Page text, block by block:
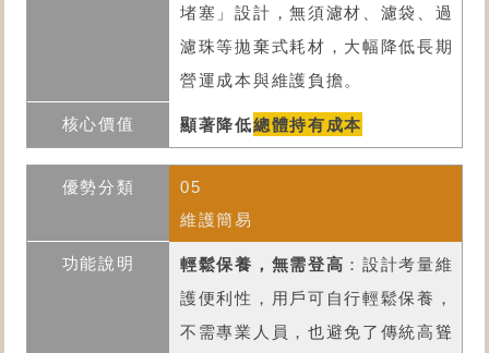
堵塞」設計，無須濾材、濾袋、過
濾珠等拋棄式耗材，大幅降低長期
營運成本與維護負擔。
顯著降低總體持有成本
05
維護簡易
輕鬆保養，無需登高 ：設計考量維
護便利性，用戶可自行輕鬆保養，
不需專業人員，也避免了傳統高聳